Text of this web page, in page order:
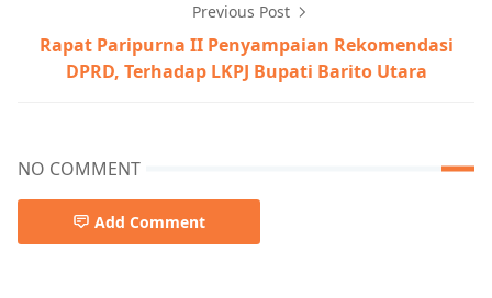
Previous Post
Rapat Paripurna II Penyampaian Rekomendasi
DPRD, Terhadap LKPJ Bupati Barito Utara
NO COMMENT
Add Comment